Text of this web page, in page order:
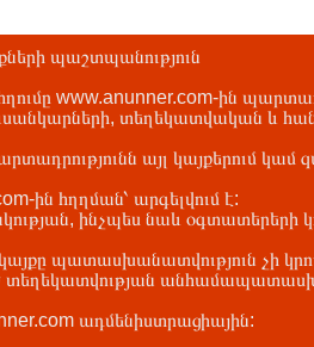
պաշտպանություն
www.anunner.com-ին
տեղեկատվական և
այլ կայքերում կամ
ին հղղման՝ արգելվում է:
ինչպես նաև օգտատերերի
պատասխանատվություն չի
տեղեկատվության
ադմենիստրացիային: